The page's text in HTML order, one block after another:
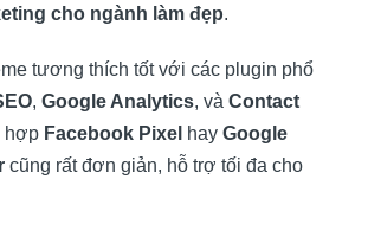
cho ngành làm đẹp.
tương thích tốt với các plugin phổ
, Google Analytics, và Contact
hợp Facebook Pixel hay Google
cũng rất đơn giản, hỗ trợ tối đa cho